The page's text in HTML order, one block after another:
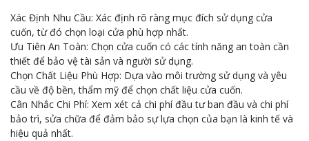
Xác Định Nhu Cầu: Xác định rõ ràng mục đích sử dụng cửa
cuốn, từ đó chọn loại cửa phù hợp nhất.
Ưu Tiên An Toàn: Chọn cửa cuốn có các tính năng an toàn cần
thiết để bảo vệ tài sản và người sử dụng.
Chọn Chất Liệu Phù Hợp: Dựa vào môi trường sử dụng và yêu
cầu về độ bền, thẩm mỹ để chọn chất liệu cửa cuốn.
Cân Nhắc Chi Phí: Xem xét cả chi phí đầu tư ban đầu và chi phí
bảo trì, sửa chữa để đảm bảo sự lựa chọn của bạn là kinh tế và
hiệu quả nhất.